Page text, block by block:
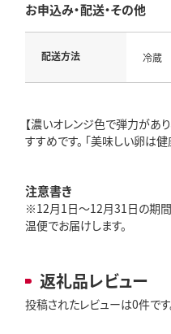
お申込み・配送・その他
配送方法 冷蔵
【濃いオレンジ色で弾力があ
すすめです。 「美味しい卵は
注意書き
※12月1日～12月31日の期間
温便でお届けします。
返礼品レビュー
投稿されたレビューは0件です